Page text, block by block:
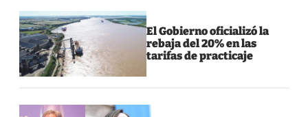
El Gobierno oficializó la
rebaja del 20% en las
tarifas de practicaje